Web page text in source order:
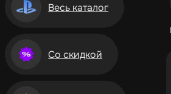
Весь каталог
Со скидкой